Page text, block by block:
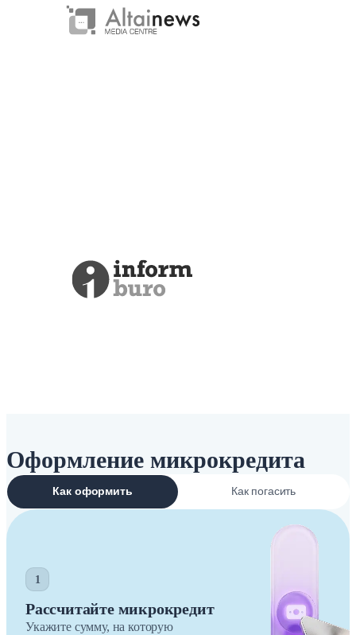
Оформление микрокредита
Как оформить Как погасить
1
Рассчитайте микрокредит
Укажите сумму, на которую